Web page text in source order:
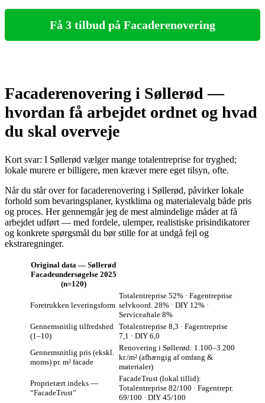
Få 3 tilbud på Facaderenovering
Facaderenovering i Søllerød —
hvordan få arbejdet ordnet og hvad
du skal overveje
Kort svar: I Søllerød vælger mange totalentreprise for tryghed;
lokale murere er billigere, men kræver mere eget tilsyn, ofte.
Når du står over for facaderenovering i Søllerød, påvirker lokale
forhold som bevaringsplaner, kystklima og materialevalg både pris
og proces. Her gennemgår jeg de mest almindelige måder at få
arbejdet udført — med fordele, ulemper, realistiske prisindikatorer
og konkrete spørgsmål du bør stille for at undgå fejl og
ekstraregninger.
Original data — Søllerød
Facadeundersøgelse 2025
(n=120)
Foretrukken leveringsform
Totalentreprise 52% · Fagentreprise
selvkoord. 28% · DIY 12% ·
Serviceaftale 8%
Gennemsnitlig tilfredshed
(1–10)
Totalentreprise 8,3 · Fagentreprise
7,1 · DIY 6,0
Gennemsnitlig pris (ekskl.
moms) pr. m² facade
Renovering i Søllerød: 1.100–3.200
kr./m² (afhængig af omfang &
materialer)
Proprietært indeks —
“FacadeTrust”
FacadeTrust (lokal tillid):
Totalentreprise 82/100 · Fagentrepr.
69/100 · DIY 45/100